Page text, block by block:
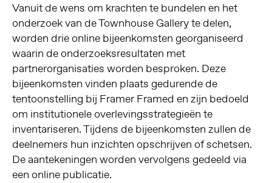
Vanuit de wens om krachten te bundelen en het
onderzoek van de Townhouse Gallery te delen,
worden drie online bijeenkomsten georganiseerd
waarin de onderzoeksresultaten met
partnerorganisaties worden besproken. Deze
bijeenkomsten vinden plaats gedurende de
tentoonstelling bij Framer Framed en zijn bedoeld
om institutionele overlevingsstrategieën te
inventariseren. Tijdens de bijeenkomsten zullen de
deelnemers hun inzichten opschrijven of schetsen.
De aantekeningen worden vervolgens gedeeld via
een online publicatie.